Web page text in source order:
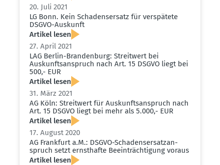
20. Juli 2021
LG Bonn. Kein Schadens­ersatz für verspätete
DSGVO-Auskunft
Artikel lesen
27. April 2021
LAG Berlin-Brandenburg: Streitwert bei
Auskunfts­an­spruch nach Art. 15 DSGVO liegt bei
500,- EUR
Artikel lesen
31. März 2021
AG Köln: Streitwert für Auskunfts­an­spruch nach
Art. 15 DSGVO liegt bei mehr als 5.000,- EUR
Artikel lesen
17. August 2020
AG Frankfurt a.M.: DSGVO-Schadens­er­satz­an­
spruch setzt ernst­hafte Beein­träch­tigung voraus
Artikel lesen